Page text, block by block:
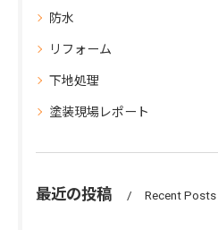
防水
リフォーム
下地処理
塗装現場レポート
最近の投稿 Recent Posts